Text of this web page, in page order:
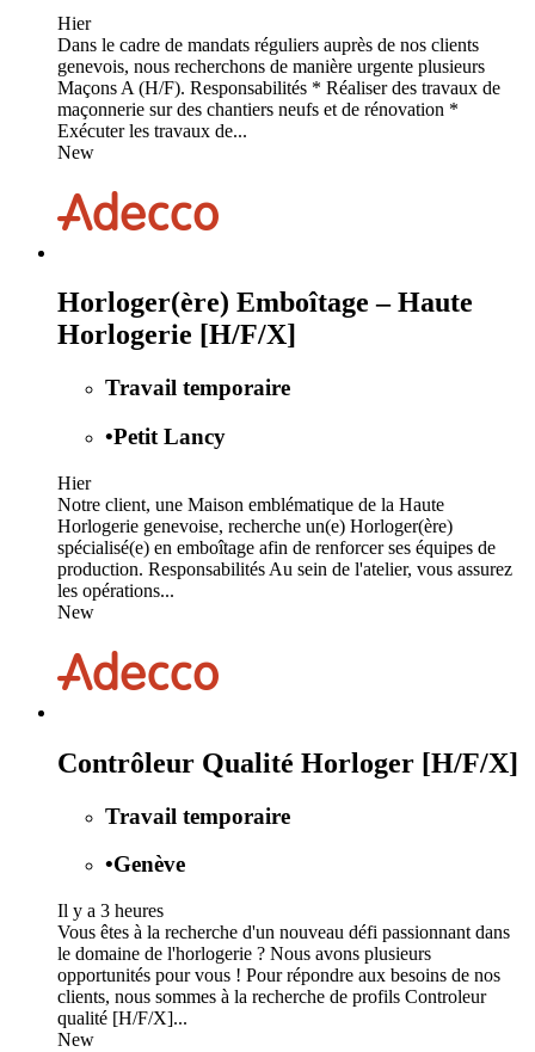
Hier
Dans le cadre de mandats réguliers auprès de nos clients
genevois, nous recherchons de manière urgente plusieurs
Maçons A (H/F). Responsabilités * Réaliser des travaux de
maçonnerie sur des chantiers neufs et de rénovation *
Exécuter les travaux de...
New
Horloger(ère) Emboîtage – Haute
Horlogerie [H/F/X]
Travail temporaire
•Petit Lancy
Hier
Notre client, une Maison emblématique de la Haute
Horlogerie genevoise, recherche un(e) Horloger(ère)
spécialisé(e) en emboîtage afin de renforcer ses équipes de
production. Responsabilités Au sein de l'atelier, vous assurez
les opérations...
New
Contrôleur Qualité Horloger [H/F/X]
Travail temporaire
•Genève
Il y a 3 heures
Vous êtes à la recherche d'un nouveau défi passionnant dans
le domaine de l'horlogerie ? Nous avons plusieurs
opportunités pour vous ! Pour répondre aux besoins de nos
clients, nous sommes à la recherche de profils Controleur
qualité [H/F/X]...
New